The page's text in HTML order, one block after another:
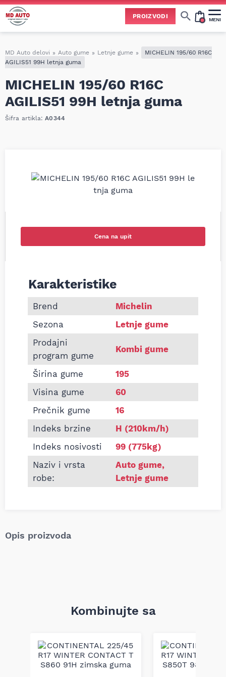
PROIZVODI MENI
MD Auto delovi » Auto gume » Letnje gume »
MICHELIN 195/60 R16C
AGILIS51 99H letnja guma
MICHELIN 195/60 R16C
AGILIS51 99H letnja guma
Šifra artikla:A0344
Cena na upit
Informacije o MICHELIN 195/60 R16C AGILIS51
Karakteristike
Brend
Michelin
Sezona
Letnje gume
Prodajni
program gume
Kombi gume
Širina gume
195
Visina gume
60
Prečnik gume
16
Indeks brzine
H (210km/h)
Indeks nosivosti
99 (775kg)
Naziv i vrsta
robe:
Auto gume,
Letnje gume
Opis proizvoda
Kombinujte sa